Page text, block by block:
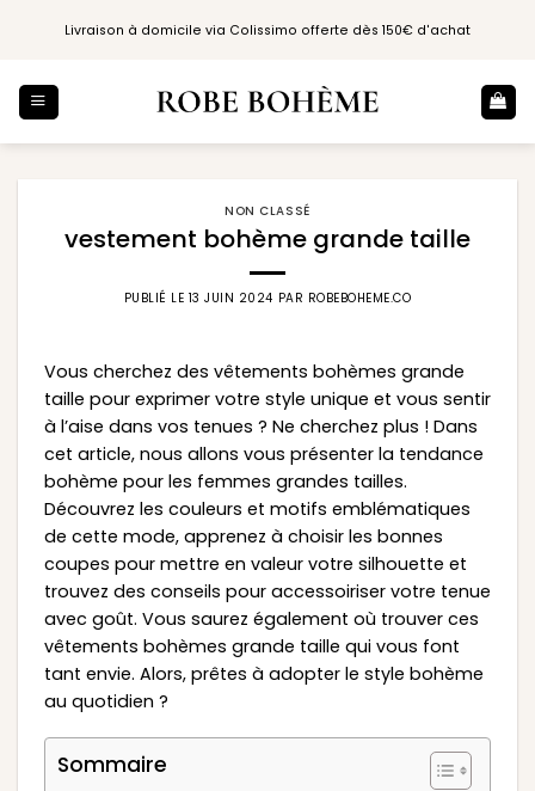
Livraison à domicile via Colissimo offerte dès 150€ d'achat
NON CLASSÉ
vestement bohème grande taille
PUBLIÉ LE 13 JUIN 2024 PAR ROBEBOHEME.CO
Vous cherchez des vêtements bohèmes grande
taille pour exprimer votre style unique et vous sentir
à l’aise dans vos tenues ? Ne cherchez plus ! Dans
cet article, nous allons vous présenter la tendance
bohème pour les femmes grandes tailles.
Découvrez les couleurs et motifs emblématiques
de cette mode, apprenez à choisir les bonnes
coupes pour mettre en valeur votre silhouette et
trouvez des conseils pour accessoiriser votre tenue
avec goût. Vous saurez également où trouver ces
vêtements bohèmes grande taille qui vous font
tant envie. Alors, prêtes à adopter le style bohème
au quotidien ?
Sommaire